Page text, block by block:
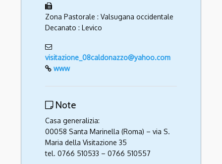
Zona Pastorale : Valsugana occidentale
Decanato : Levico
visitazione_08caldonazzo@yahoo.com
www
Note
Casa generalizia:
00058 Santa Marinella (Roma) – via S.
Maria della Visitazione 35
tel. 0766 510533 – 0766 510557